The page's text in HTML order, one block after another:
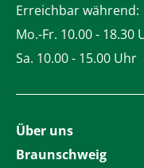
Erreichbar während:
Mo.-Fr. 10.00 - 18.30
Sa. 10.00 - 15.00 Uhr
Über uns
Braunschweig